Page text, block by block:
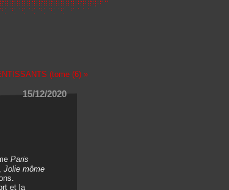
(tome (6) »
15/12/2020
Paris
Jolie môme
et la